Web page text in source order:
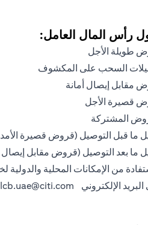
رأس المال العامل:
طويلة الأجل
السحب على المكشوف
مقابل إيصال أمانة
قصيرة الأجل
المشتركة
ما قبل التوصيل (قروض قصيرة
ما بعد التوصيل (قروض مقابل إيصال
من الإمكانات المحلية
الإلكتروني lcb.uae@citi.com